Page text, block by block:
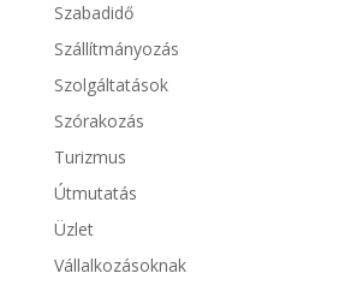
Szabadidő
Szállítmányozás
Szolgáltatások
Szórakozás
Turizmus
Útmutatás
Üzlet
Vállalkozásoknak